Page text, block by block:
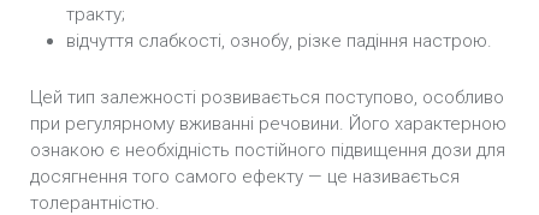
тракту;
відчуття слабкості, ознобу, різке падіння настрою.
Цей тип залежності розвивається поступово, особливо
при регулярному вживанні речовини. Його характерною
ознакою є необхідність постійного підвищення дози для
досягнення того самого ефекту — це називається
толерантністю.